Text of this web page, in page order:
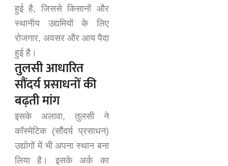
हुई है, जिससे किसानों और
स्थानीय उद्यमियों के लिए
रोजगार, अवसर और आय पैदा
हुई है।
तुलसी आधारित
सौंदर्य प्रसाधनों की
बढ़ती मांग
इसके अलावा, तुलसी ने
कॉस्मेटिक (सौंदर्य प्रसाधन)
उद्योगों में भी अपना स्थान बना
लिया है। इसके अर्क का